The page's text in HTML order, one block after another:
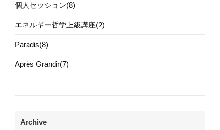
個人セッション(8)
エネルギー哲学上級講座(2)
Paradis(8)
Après Grandir(7)
Archive